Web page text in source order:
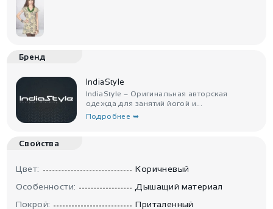
Бренд
IndiaStyle
IndiaStyle – Оригинальная авторская
одежда для занятий йогой и...
Подробнее ➥
Свойства
Цвет:
Коричневый
Особенности:
Дышащий материал
Покрой:
Приталенный